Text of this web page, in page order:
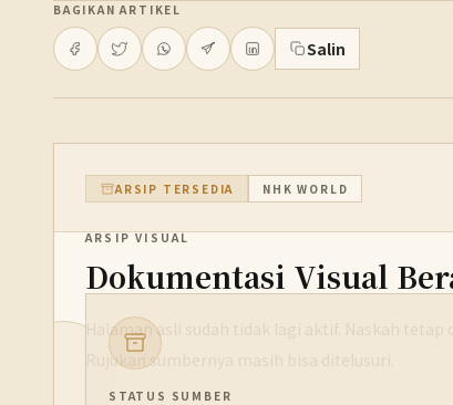
BAGIKAN ARTIKEL
Salin
ARSIP TERSEDIA NHK WORLD
ARSIP VISUAL
Dokumentasi Visual
Halaman asli sudah tidak lagi aktif. Naskah tetap
Rujukan sumbernya masih bisa ditelusuri.
STATUS SUMBER